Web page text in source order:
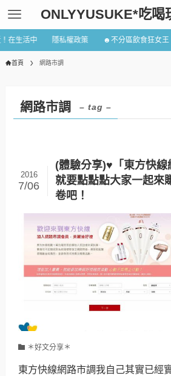
ONLYYUSUKE*吃喝
在生活中 隱私權政策 ☻不分區飲食狂女王
首頁 網路市調
網路市調 – tag –
(體驗分享)♥「東方快線
就要點點點大家一起來
卷吧！
2016
7/06
＊好文分享＊
東方快線網路市調我自己其實已經